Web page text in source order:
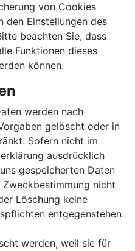
von Cookies
den Einstellungen des
beachten Sie, dass
Funktionen dieses
können.
werden nach
gelöscht oder in
Sofern nicht im
ausdrücklich
gespeicherten Daten
nicht
Löschung keine
entgegenstehen.
werden, weil sie für